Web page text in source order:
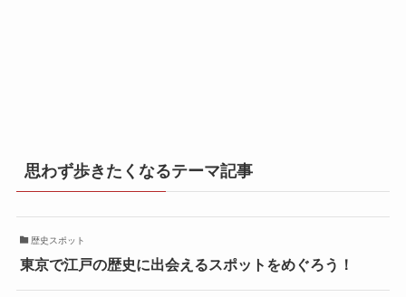
思わず歩きたくなるテーマ記事
歴史スポット
東京で江戸の歴史に出会えるスポットをめぐろう！